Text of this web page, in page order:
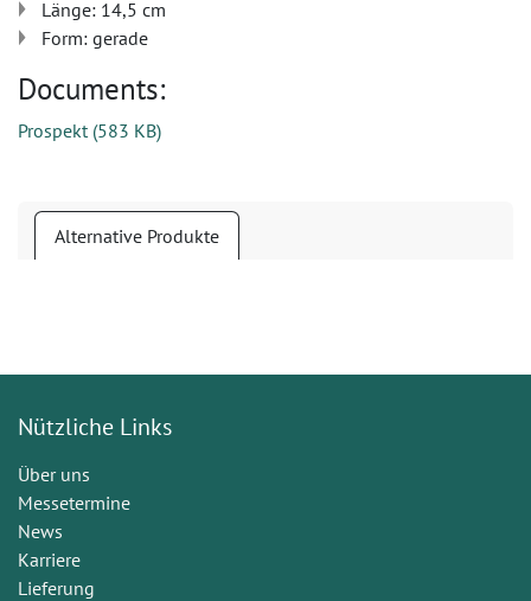
Länge: 14,5 cm
Form: gerade
Documents:
Prospekt(583 KB)
Alternative Produkte
Nützliche Links
Über uns
Messetermine
News
Karriere
Lieferung